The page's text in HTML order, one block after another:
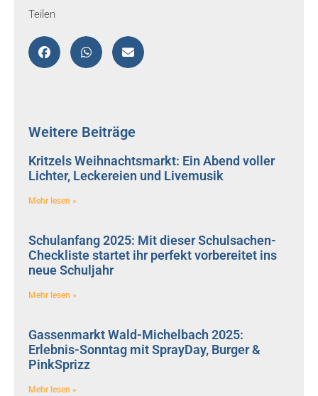
Teilen
Weitere Beiträge
Kritzels Weihnachtsmarkt: Ein Abend voller
Lichter, Leckereien und Livemusik
Mehr lesen »
Schulanfang 2025: Mit dieser Schulsachen-
Checkliste startet ihr perfekt vorbereitet ins
neue Schuljahr
Mehr lesen »
Gassenmarkt Wald-Michelbach 2025:
Erlebnis-Sonntag mit SprayDay, Burger &
PinkSprizz
Mehr lesen »